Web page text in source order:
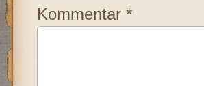
Kommentar *